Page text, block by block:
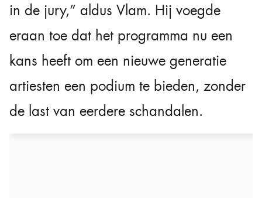
in de jury,” aldus Vlam. Hij voegde
eraan toe dat het programma nu een
kans heeft om een nieuwe generatie
artiesten een podium te bieden, zonder
de last van eerdere schandalen.